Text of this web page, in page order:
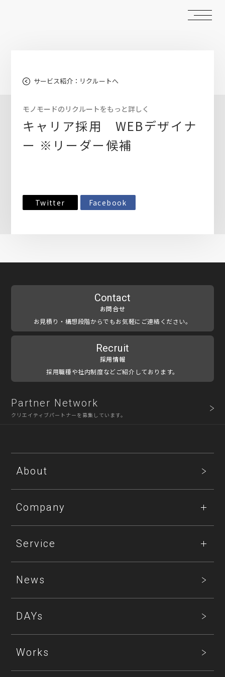
サービス紹介：リクルートへ
モノモードのリクルートをもっと詳しく
キャリア採用 WEBデザイナ
ー ※リーダー候補
Twitter Facebook
Contact
お問合せ
お見積り・構想段階からでもお気軽にご連絡ください。
Recruit
採用情報
採用職種や社内制度などご紹介しております。
Partner Network
クリエイティブパートナーを募集しています。
About
Company
Service
News
DAYs
Works